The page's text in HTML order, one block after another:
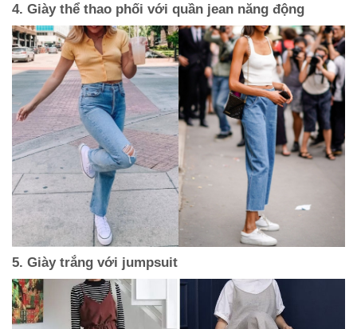
4. Giày thể thao phối với quần jean năng động
5. Giày trắng với jumpsuit